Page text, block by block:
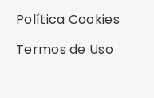
Política Cookies
Termos de Uso